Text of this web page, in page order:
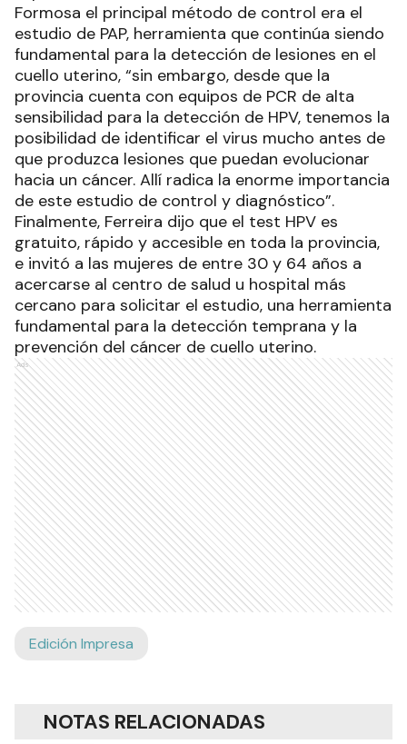
Formosa el principal método de control era el
estudio de PAP, herramienta que continúa siendo
fundamental para la detección de lesiones en el
cuello uterino, “sin embargo, desde que la
provincia cuenta con equipos de PCR de alta
sensibilidad para la detección de HPV, tenemos la
posibilidad de identificar el virus mucho antes de
que produzca lesiones que puedan evolucionar
hacia un cáncer. Allí radica la enorme importancia
de este estudio de control y diagnóstico”.
Finalmente, Ferreira dijo que el test HPV es
gratuito, rápido y accesible en toda la provincia,
e invitó a las mujeres de entre 30 y 64 años a
acercarse al centro de salud u hospital más
cercano para solicitar el estudio, una herramienta
fundamental para la detección temprana y la
prevención del cáncer de cuello uterino.
Ads
Edición Impresa
NOTAS RELACIONADAS